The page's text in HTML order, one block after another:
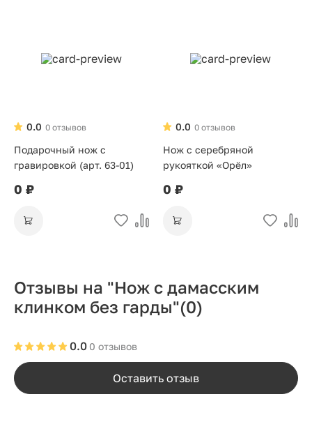
0 отзывов
0.0
Подарочный нож с
гравировкой (арт. 63-01)
0 ₽
0 отзывов
0.0
Нож с серебряной
рукояткой «Орёл»
0 ₽
Отзывы на "Нож с дамасским
клинком без гарды"(0)
0 отзывов
0.0
Оставить отзыв